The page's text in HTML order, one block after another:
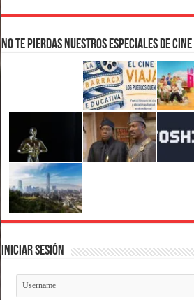
No te pierdas nuestros Especiales de Cine
Iniciar Sesión